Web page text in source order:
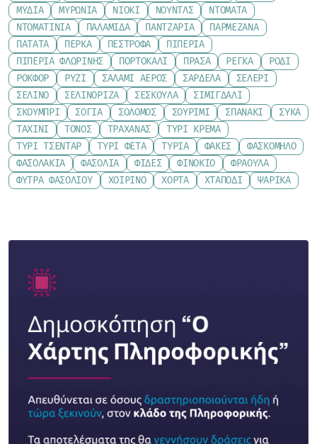
ΜΎΔΙΑ
ΜΥΡΏΝΙΑ ΝΙΌΚΙ ΝΟΎΝΤΛΣ
ΝΤΟΜΆΤΑ
ΝΤΟΜΑΤΊΝΙΑ
ΠΑΛΑΜΊΔΑ ΠΑΝΤΖΆΡΙΑ
ΠΑΡΜΕΖΆΝΑ
ΠΑΤΆΤΑ
ΠΈΡΚΑ ΠΈΣΤΡΟΦΑ
ΠΙΠΕΡΙΆ
ΠΙΠΕΡΙΆ ΦΛΩΡΊΝΗΣ
ΠΟΡΤΟΚΆΛΙ ΠΡΆΣΑ ΡΈΓΚΑ
ΡΌΔΙ
ΡΟΚΦΌΡ
ΡΎΖΙ ΣΑΛΆΜΙ ΑΈΡΟΣ ΣΑΡΔΈΛΑ
ΣΈΛΕΡΙ
ΣΈΛΙΝΟ
ΣΕΛΙΝΌΡΙΖΑ ΣΈΣΚΟΥΛΑ
ΣΙΜΙΓΔΆΛΙ
ΣΚΟΥΜΠΡΊ
ΣΌΓΙΑ ΣΟΛΟΜΌΣ ΣΟΥΡΊΜΙ ΣΠΑΝΆΚΙ
ΣΎΚΑ
ΤΑΧΊΝΙ
ΤΌΝΟΣ ΤΡΑΧΑΝΆΣ
ΤΥΡΊ ΚΡΈΜΑ
ΤΥΡΊ ΤΣΈΝΤΑΡ
ΤΥΡΊ ΦΈΤΑ ΤΥΡΙΆ ΦΑΚΈΣ
ΦΑΣΚΌΜΗΛΟ
ΦΑΣΟΛΆΚΙΑ
ΦΑΣΌΛΙΑ ΦΙΔΈΣ ΦΙΝΌΚΙΟ
ΦΡΆΟΥΛΑ
ΦΎΤΡΑ ΦΑΣΟΛΙΟΎ
ΧΟΙΡΙΝΌ ΧΌΡΤΑ ΧΤΑΠΌΔΙ ΨΑΡΙΚΆ